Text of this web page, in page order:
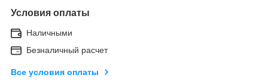
Условия оплаты
Наличными
Безналичный расчет
Все условия оплаты